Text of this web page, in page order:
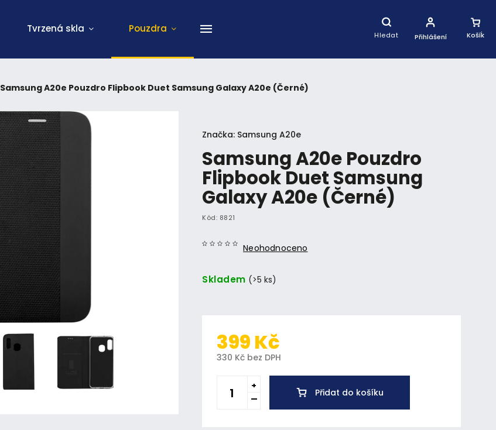
Hledat
Nákupní
Košík
Přihlášení
Tvrzená skla Pouzdra
Samsung A20e Pouzdro Flipbook Duet Samsung Galaxy A20e (Černé)
Samsung A20e Pouzdro
Flipbook Duet Samsung
Galaxy A20e (Černé)
Kód: 8821
Neohodnoceno
Značka: Samsung A20e
Skladem (>5 ks)
399 Kč
330 Kč bez DPH
Přidat do košíku